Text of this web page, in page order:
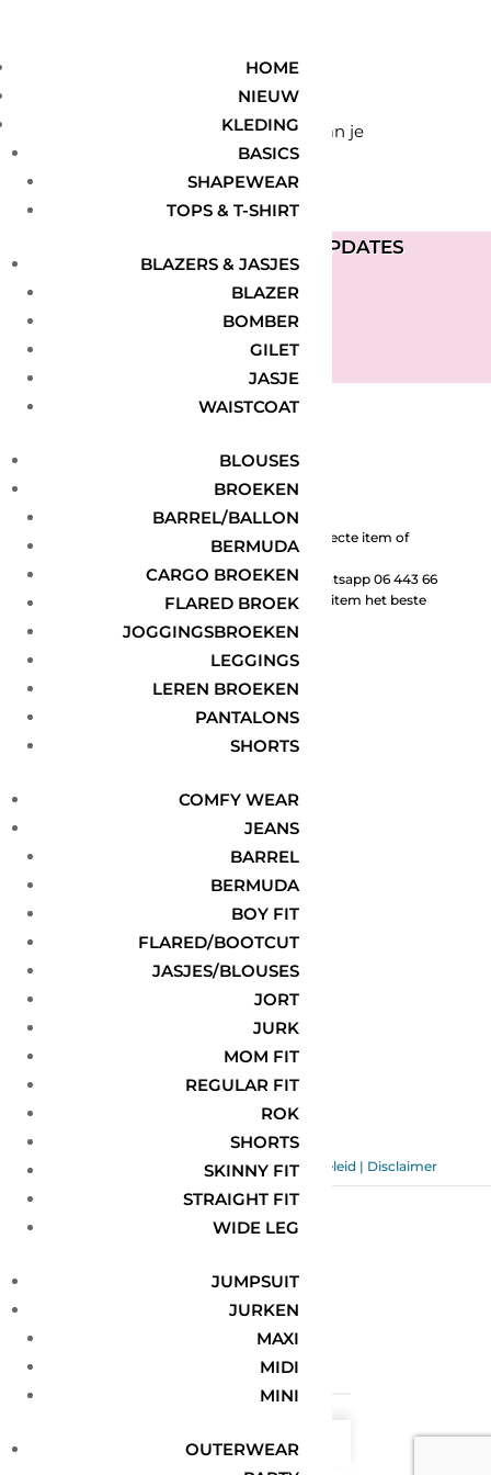
HOME
NIEUW
KLEDING
BASICS
SHAPEWEAR
TOPS & T-SHIRT
BLAZERS & JASJES
BLAZER
BOMBER
GILET
JASJE
WAISTCOAT
BLOUSES
BROEKEN
BARREL/BALLON
BERMUDA
CARGO BROEKEN
FLARED BROEK
JOGGINGSBROEKEN
LEGGINGS
LEREN BROEKEN
PANTALONS
SHORTS
COMFY WEAR
JEANS
BARREL
BERMUDA
BOY FIT
FLARED/BOOTCUT
JASJES/BLOUSES
JORT
JURK
MOM FIT
REGULAR FIT
ROK
SHORTS
SKINNY FIT
STRAIGHT FIT
WIDE LEG
JUMPSUIT
JURKEN
MAXI
MIDI
MINI
OUTERWEAR
Geen producten gevonden die aan je
zoekcriteria voldoen.
ONTVANG DE LAATSTE UPDATES
Geslaagd-bericht
Graag helpen wij jou met het vinden van jouw perfecte item of
Neem daarom gerust contact met ons op via Whatsapp 06 443 66
168, zodat we samen kunnen kijken welke maat of item het beste
INFORMATIE
Levering & Retour
Verlanglijst
SUPPORT
Algemene voorwaarden
Contact
© 2026 BijMaris |
Sellabees samen succesvol online
Privacybeleid
Algemene voorwaarden| Cookiebeleid | Disclaimer
Winkelwagen
Ga door met winkelen